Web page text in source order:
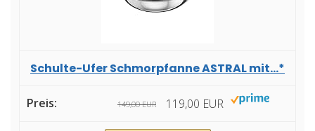
Schulte-Ufer Schmorpfanne ASTRAL mit...*
149,00 EUR 119,00 EUR